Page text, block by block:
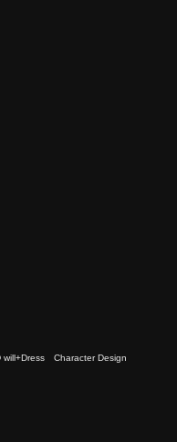
Character Design